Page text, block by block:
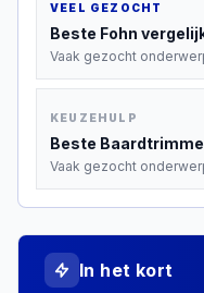
VEEL GEZOCHT
Beste Fohn
Vaak gezocht
KEUZEHULP
Beste
Vaak gezocht
In het kort